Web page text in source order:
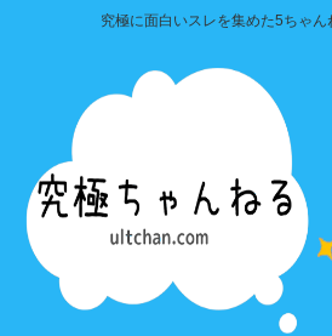
究極に面白いスレを集めた5ちゃ